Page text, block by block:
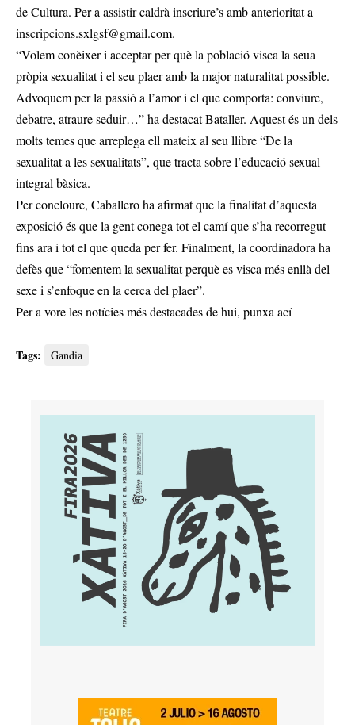
de Cultura. Per a assistir caldrà inscriure’s amb anterioritat a
inscripcions.sxlgsf@gmail.com.
“Volem conèixer i acceptar per què la població visca la seua
pròpia sexualitat i el seu plaer amb la major naturalitat possible.
Advoquem per la passió a l’amor i el que comporta: conviure,
debatre, atraure seduir…” ha destacat Bataller. Aquest és un dels
molts temes que arreplega ell mateix al seu llibre “De la
sexualitat a les sexualitats”, que tracta sobre l’educació sexual
integral bàsica.
Per concloure, Caballero ha afirmat que la finalitat d’aquesta
exposició és que la gent conega tot el camí que s’ha recorregut
fins ara i tot el que queda per fer. Finalment, la coordinadora ha
defès que “fomentem la sexualitat perquè es visca més enllà del
sexe i s’enfoque en la cerca del plaer”.
Per a vore les notícies més destacades de hui, punxa ací
Tags: Gandia